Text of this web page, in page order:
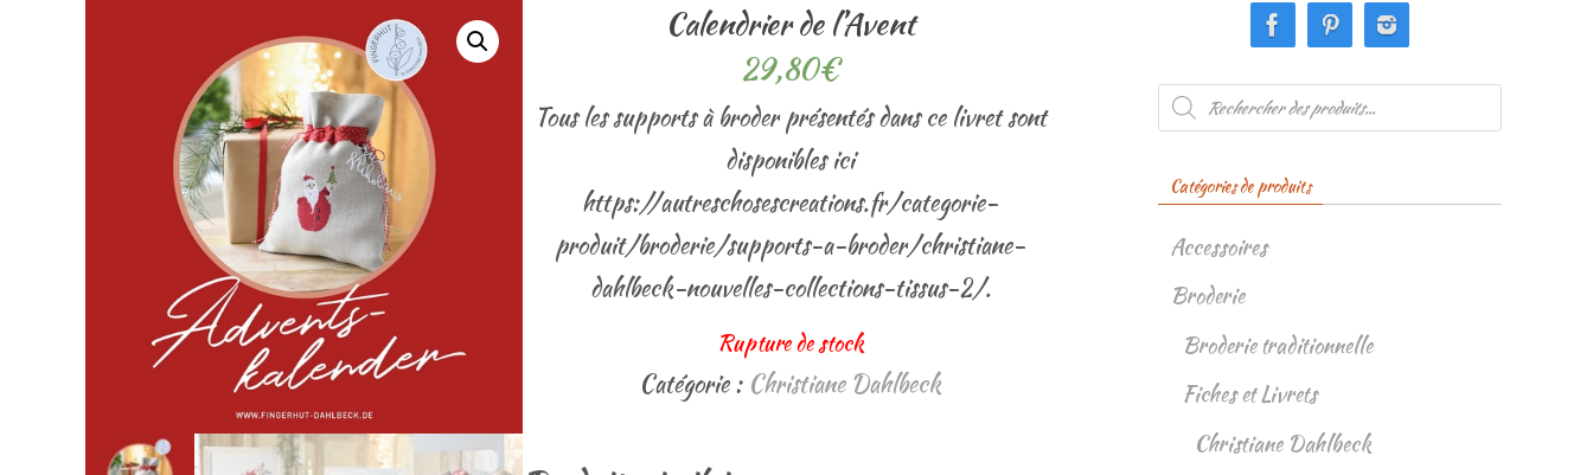
Calendrier de l’Avent
29,80€
Tous les supports à broder présentés dans ce livret sont
disponibles ici
https://autreschosescreations.fr/categorie-
produit/broderie/supports-a-broder/christiane-
dahlbeck-nouvelles-collections-tissus-2/.
Rupture de stock
Catégorie : Christiane Dahlbeck
Recherche
de
produits
Catégories de produits
Accessoires
Broderie
Broderie traditionnelle
Fiches et Livrets
Christiane Dahlbeck